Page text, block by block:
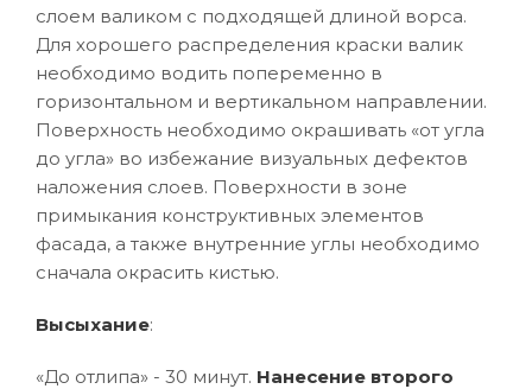
слоем валиком с подходящей длиной ворса.
Для хорошего распределения краски валик
необходимо водить попеременно в
горизонтальном и вертикальном направлении.
Поверхность необходимо окрашивать «от угла
до угла» во избежание визуальных дефектов
наложения слоев. Поверхности в зоне
примыкания конструктивных элементов
фасада, а также внутренние углы необходимо
сначала окрасить кистью.
Высыхание:
«До отлипа» - 30 минут. Нанесение второго